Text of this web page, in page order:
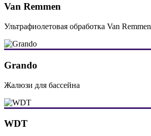
Van Remmen
Ультрафиолетовая обработка Van Remmen
Grando
Жалюзи для бассейна
WDT